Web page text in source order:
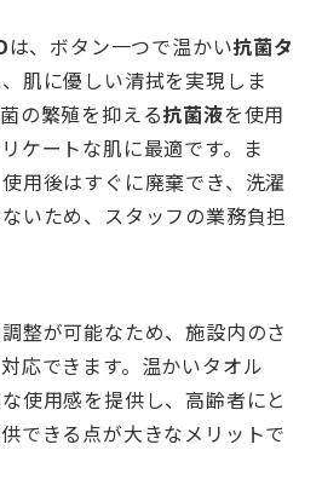
は、ボタン一つで温かい抗菌タ
肌に優しい清拭を実現しま
の繁殖を抑える抗菌液を使用
ケートな肌に最適です。ま
用後はすぐに廃棄でき、洗濯
いため、スタッフの業務負担
整が可能なため、施設内のさ
応できます。温かいタオル
使用感を提供し、高齢者にと
できる点が大きなメリットで